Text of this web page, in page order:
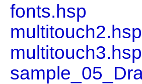
fonts.hsp
multitouch2.hsp
multitouch3.hsp